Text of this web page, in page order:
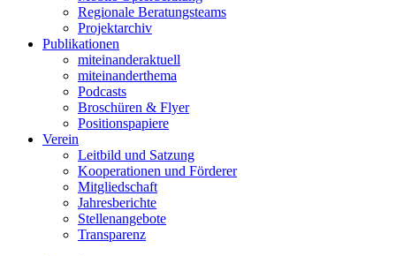
Regionale Beratungsteams
Projektarchiv
Publikationen
miteinanderaktuell
miteinanderthema
Podcasts
Broschüren & Flyer
Positionspapiere
Verein
Leitbild und Satzung
Kooperationen und Förderer
Mitgliedschaft
Jahresberichte
Stellenangebote
Transparenz